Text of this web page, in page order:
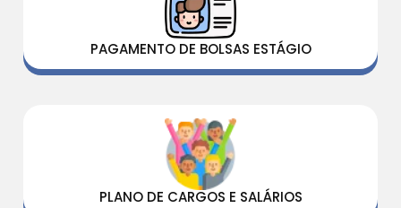
PAGAMENTO DE BOLSAS ESTÁGIO
PLANO DE CARGOS E SALÁRIOS